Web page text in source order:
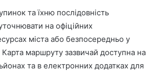
та їхню послідовність
на офіційних
міста або безпосередньо у
маршруту зазвичай доступна на
та в електронних додатках для